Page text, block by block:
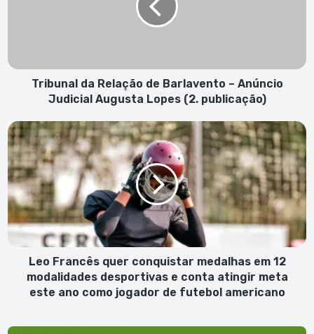
Augusta
LopesTribunal da Relação de Barlavento – Anúncio
Judicial Augusta Lopes (2. publicação)
Leo
Francês
quer
conquistar
medalhas
em
12
modalidades
desportivas
conta
atingir
Leo Francês quer conquistar medalhas em 12
modalidades desportivas e conta atingir meta
este ano como jogador de futebol americano